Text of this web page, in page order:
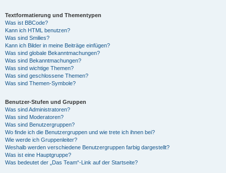
Textformatierung und Thementypen
Was ist BBCode?
Kann ich HTML benutzen?
Was sind Smilies?
Kann ich Bilder in meine Beiträge einfügen?
Was sind globale Bekanntmachungen?
Was sind Bekanntmachungen?
Was sind wichtige Themen?
Was sind geschlossene Themen?
Was sind Themen-Symbole?
Benutzer-Stufen und Gruppen
Was sind Administratoren?
Was sind Moderatoren?
Was sind Benutzergruppen?
Wo finde ich die Benutzergruppen und wie trete ich ihnen bei?
Wie werde ich Gruppenleiter?
Weshalb werden verschiedene Benutzergruppen farbig dargestellt?
Was ist eine Hauptgruppe?
Was bedeutet der „Das Team“-Link auf der Startseite?